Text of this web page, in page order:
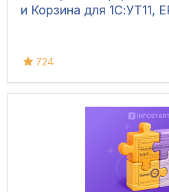
и Корзина для 1С:УТ11,
724